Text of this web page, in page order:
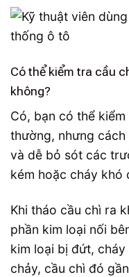
Có thể kiểm tra cầu
không?
Có, bạn có thể
thường, nhưng
và dễ bỏ sót các
kém hoặc cháy khó
Khi tháo cầu chì ra
phần kim loại nối
kim loại bị đứt,
chảy, cầu chì đó